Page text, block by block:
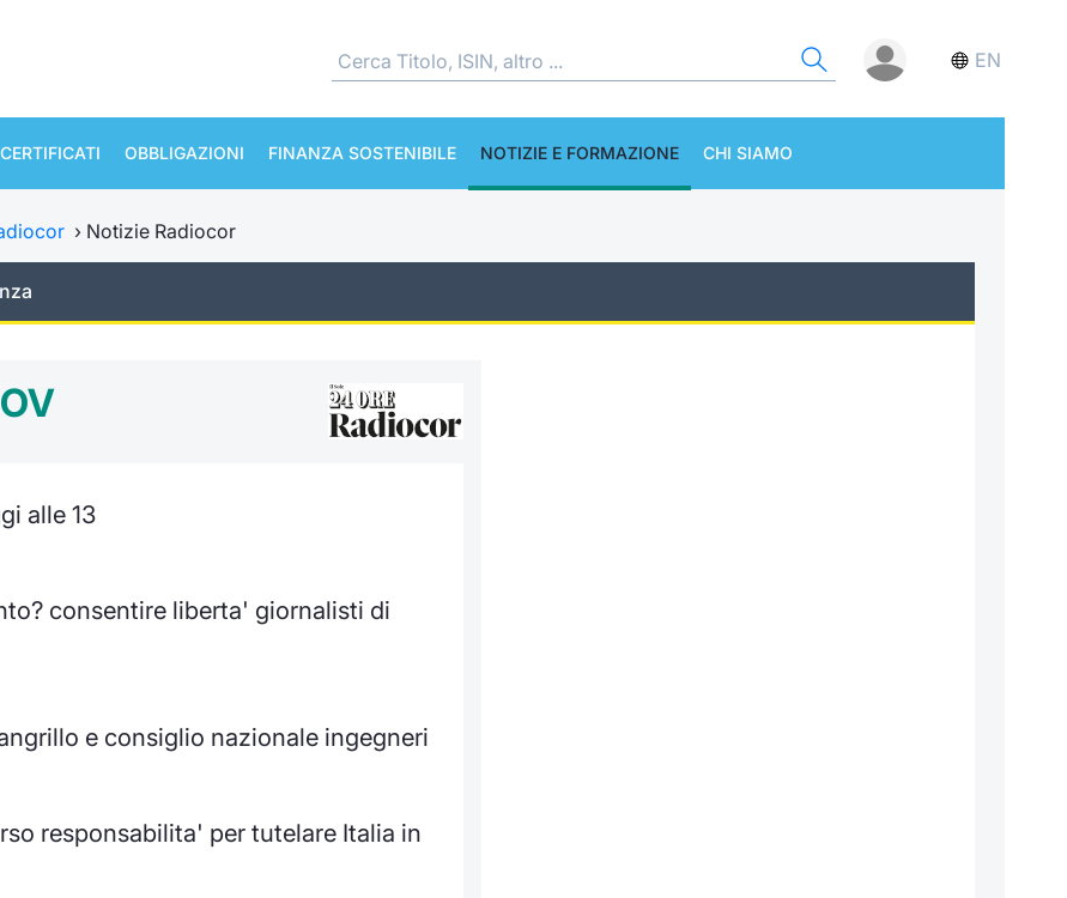
EN
OBBLIGAZIONI FINANZA SOSTENIBILE NOTIZIE E FORMAZIONE CHI SIAMO
› Notizie Radiocor
alle 13
consentire liberta' giornalisti di
e consiglio nazionale ingegneri
responsabilita' per tutelare Italia in